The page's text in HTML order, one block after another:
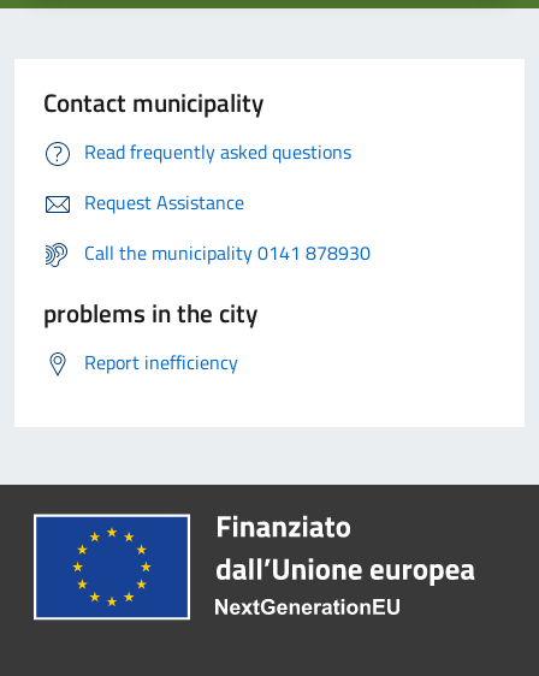
Contact municipality
Read frequently asked questions
Request Assistance
Call the municipality 0141 878930
problems in the city
Report inefficiency